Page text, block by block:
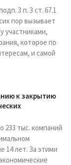
3 п. 3 ст. 67.1
пор вызывает
участниками,
которое по
и самой
к закрытию
233 тыс. компаний
14 лет. За этими